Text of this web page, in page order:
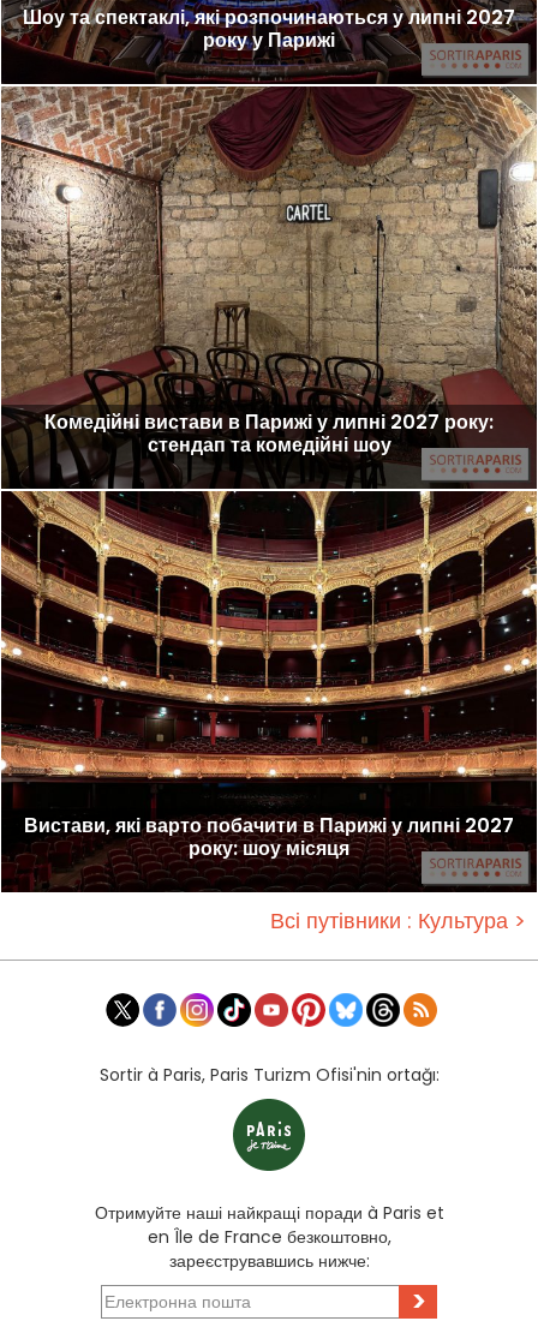
Шоу та спектаклі, які розпочинаються у липні 2027
року у Парижі
Комедійні вистави в Парижі у липні 2027 року:
стендап та комедійні шоу
Вистави, які варто побачити в Парижі у липні 2027
року: шоу місяця
Всі путівники : Культура >
Sortir à Paris, Paris Turizm Ofisi'nin ortağı:
Отримуйте наші найкращі поради à Paris et
en Île de France безкоштовно,
зареєструвавшись нижче:
>